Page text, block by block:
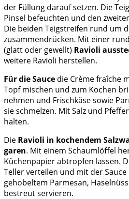
der Füllung darauf setzen. Die
Pinsel befeuchten und den
Die beiden Teigstreifen rund um
zusammendrücken. Mit einer
(glatt oder gewellt) Ravioli
weitere Ravioli herstellen.
Für die Sauce die Crème fraîche
Topf mischen und zum Kochen
nehmen und Frischkäse sowie
sie schmelzen. Mit Salz und
halten.
Die Ravioli in kochendem
garen. Mit einem Schaumlöffel
Küchenpapier abtropfen lassen.
Teller verteilen und mit der
gehobeltem Parmesan,
bestreut servieren.